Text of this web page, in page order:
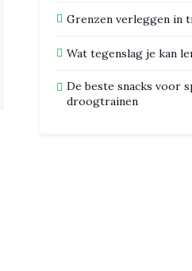
Grenzen verleggen in
Wat tegenslag je kan
De beste snacks voor
droogtrainen